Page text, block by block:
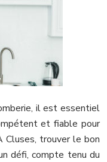
il est essentiel
et fiable pour
Cluses, trouver le bon
défi, compte tenu du